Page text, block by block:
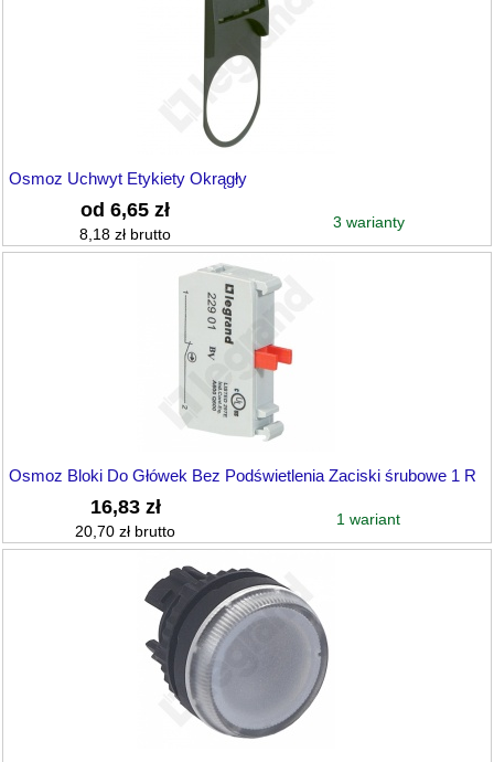
Osmoz Uchwyt Etykiety Okrągły
od 6,65 zł
8,18 zł brutto
3 warianty
Osmoz Bloki Do Główek Bez Podświetlenia Zaciski śrubowe 1 R
16,83 zł
20,70 zł brutto
1 wariant